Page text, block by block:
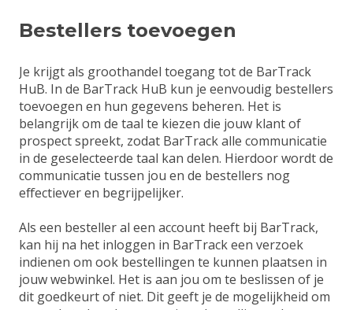
Bestellers toevoegen
Je krijgt als groothandel toegang tot de BarTrack
HuB. In de BarTrack HuB kun je eenvoudig bestellers
toevoegen en hun gegevens beheren. Het is
belangrijk om de taal te kiezen die jouw klant of
prospect spreekt, zodat BarTrack alle communicatie
in de geselecteerde taal kan delen. Hierdoor wordt de
communicatie tussen jou en de bestellers nog
effectiever en begrijpelijker.
Als een besteller al een account heeft bij BarTrack,
kan hij na het inloggen in BarTrack een verzoek
indienen om ook bestellingen te kunnen plaatsen in
jouw webwinkel. Het is aan jou om te beslissen of je
dit goedkeurt of niet. Dit geeft je de mogelijkheid om